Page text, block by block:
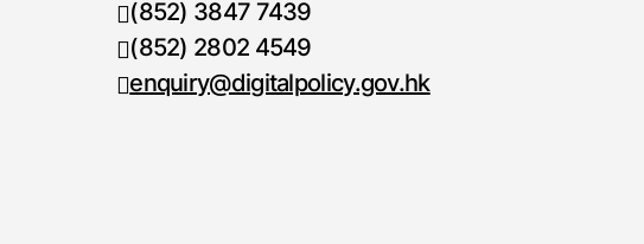
電話號碼
(852) 3847 7439
傳真號碼
(852) 2802 4549
enquiry@digitalpolicy.gov.hk